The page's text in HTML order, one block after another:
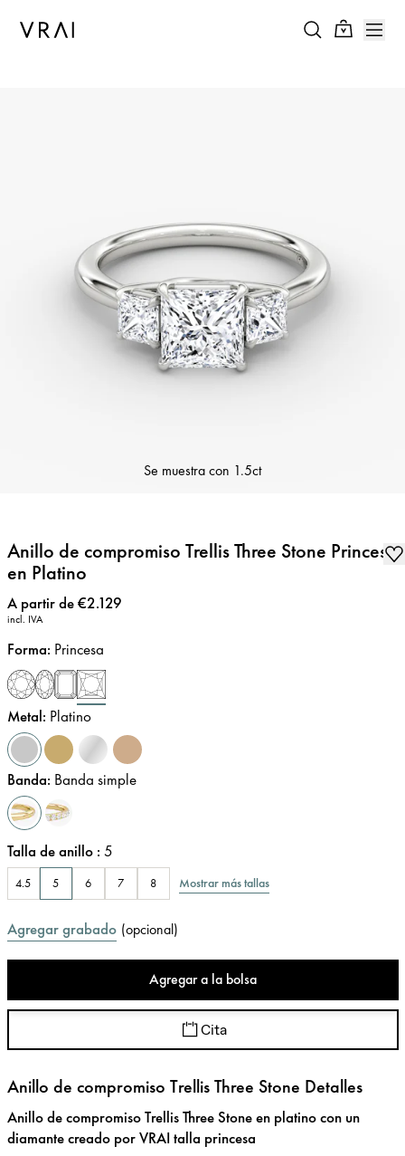
Se muestra con 1.5ct
Anillo de compromiso Trellis Three Stone Princesa
en Platino
Precio:
A partir de €2.129
incl. IVA
Forma: Princesa
Metal: Platino
Banda: Banda simple
Talla de anillo : 5
4.5 5 6 7 8 Mostrar más tallas
Agregar grabado (opcional)
Agregar a la bolsa
Cita
Anillo de compromiso Trellis Three Stone Detalles
Anillo de compromiso Trellis Three Stone en platino con un
diamante creado por VRAI talla princesa